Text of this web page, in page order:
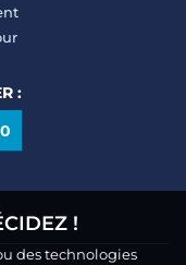
:
!
des technologies